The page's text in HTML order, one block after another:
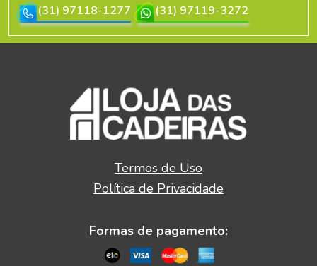
(31) 97118-1277
(31) 97119-3272
Termos de Uso
Política de Privacidade
Formas de pagamento: